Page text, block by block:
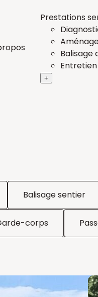
Prestations
Balisage
+
Balisage sentier
corps